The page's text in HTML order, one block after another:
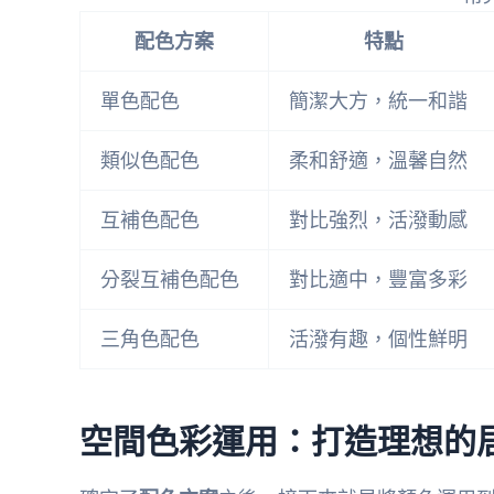
配色方案
特點
單色配色 簡潔大方，統一和諧
類似色配色 柔和舒適，溫馨自然
互補色配色 對比強烈，活潑動感
分裂互補色配色 對比適中，豐富多彩
三角色配色 活潑有趣，個性鮮明
空間色彩運用：打造理想的